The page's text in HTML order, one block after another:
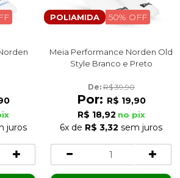
juros
POLIAMIDA 50% OFF
Meia Performance Norden Old
Style Branco e Preto
De: R$ 39,90
Por: R$ 19,90
R$ 18,92 no pix
6x de R$ 3,32 sem juros